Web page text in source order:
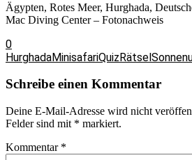
Ägypten, Rotes Meer, Hurghada,
Mac Diving Center – Fotonachweis
0
HurghadaMinisafariQuizRätsel
Schreibe einen Kommentar
Deine E-Mail-Adresse wird nicht
Felder sind mit * markiert.
Kommentar *